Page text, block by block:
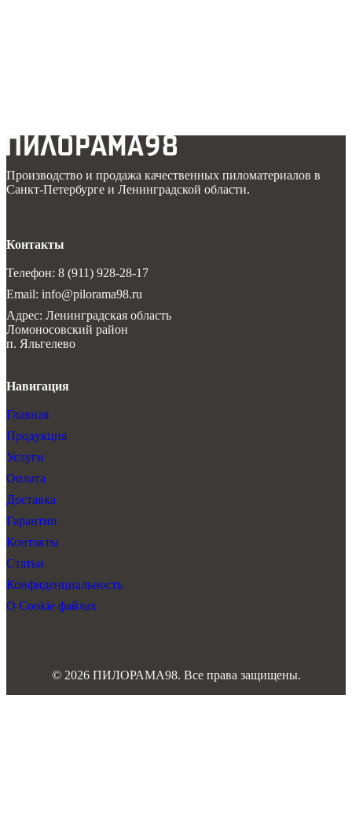
Производство и продажа качественных пиломатериалов в
Санкт-Петербурге и Ленинградской области.
Контакты
Телефон: 8 (911) 928-28-17
Email: info@pilorama98.ru
Адрес: Ленинградская область
Ломоносовский район
п. Яльгелево
Навигация
Главная
Продукция
Услуги
Оплата
Доставка
Гарантии
Контакты
Статьи
Конфиденциальность
О Cookie файлах
© 2026 ПИЛОРАМА98. Все права защищены.